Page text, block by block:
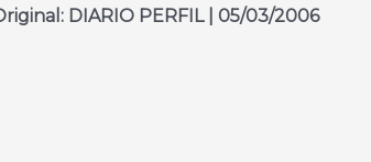
DIARIO PERFIL | 05/03/2006